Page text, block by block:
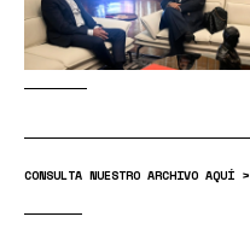
CONSULTA NUESTRO ARCHIVO AQUÍ >